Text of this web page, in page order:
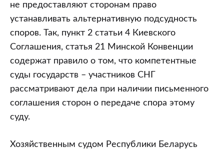
не предоставляют сторонам право
устанавливать альтернативную подсудность
споров. Так, пункт 2 статьи 4 Киевского
Соглашения, статья 21 Минской Конвенции
содержат правило о том, что компетентные
суды государств – участников СНГ
рассматривают дела при наличии письменного
соглашения сторон о передаче спора этому
суду.
Хозяйственным судом Республики Беларусь